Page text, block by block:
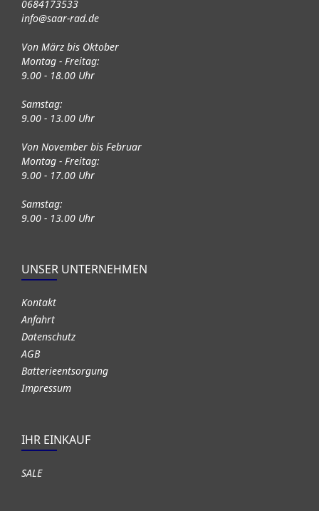
0684173533
info@saar-rad.de
Von März bis Oktober
Montag - Freitag:
9.00 - 18.00 Uhr
Samstag:
9.00 - 13.00 Uhr
Von November bis Februar
Montag - Freitag:
9.00 - 17.00 Uhr
Samstag:
9.00 - 13.00 Uhr
UNSER UNTERNEHMEN
Kontakt
Anfahrt
Datenschutz
AGB
Batterieentsorgung
Impressum
IHR EINKAUF
SALE